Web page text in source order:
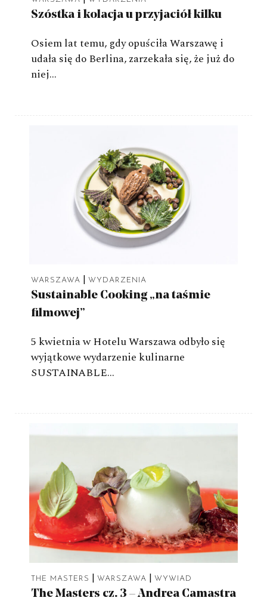
Szóstka i kolacja u przyjaciół kilku
Osiem lat temu, gdy opuściła Warszawę i
udała się do Berlina, zarzekała się, że już do
niej…
WARSZAWA | WYDARZENIA
Sustainable Cooking „na taśmie
filmowej”
5 kwietnia w Hotelu Warszawa odbyło się
wyjątkowe wydarzenie kulinarne
SUSTAINABLE…
THE MASTERS | WARSZAWA | WYWIAD
The Masters cz. 3 – Andrea Camastra